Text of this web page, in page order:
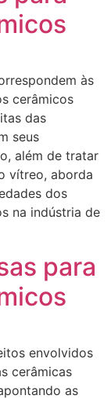
às
cerâmicos
das
seus
além de tratar
vítreo, aborda
dos
na indústria de
para
envolvidos
cerâmicas
as